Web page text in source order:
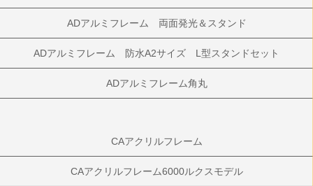
ADアルミフレーム 両面発光＆スタンド
ADアルミフレーム 防水A2サイズ L型スタンドセット
ADアルミフレーム角丸
CAアクリルフレーム
CAアクリルフレーム6000ルクスモデル